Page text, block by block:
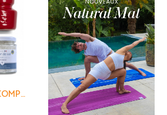
KIT LOTA JALA NETI COMPLET PORCELAINE RED CHILI PEPPER